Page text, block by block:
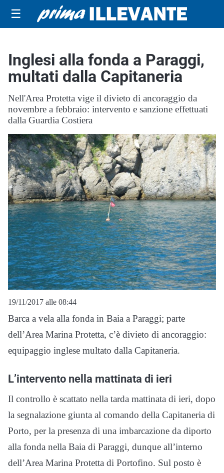
☰
Inglesi alla fonda a Paraggi,
multati dalla Capitaneria
Nell'Area Protetta vige il divieto di ancoraggio da
novembre a febbraio: intervento e sanzione effettuati
dalla Guardia Costiera
19/11/2017 alle 08:44
Barca a vela alla fonda in Baia a Paraggi; parte
dell’Area Marina Protetta, c’è divieto di ancoraggio:
equipaggio inglese multato dalla Capitaneria.
L’intervento nella mattinata di ieri
Il controllo è scattato nella tarda mattinata di ieri, dopo
la segnalazione giunta al comando della Capitaneria di
Porto, per la presenza di una imbarcazione da diporto
alla fonda nella Baia di Paraggi, dunque all’interno
dell’Area Marina Protetta di Portofino. Sul posto è